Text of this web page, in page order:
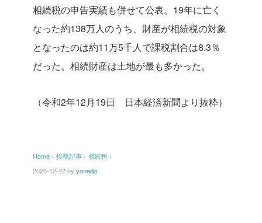
相続税の申告実績も併せて公表。19年に亡く
なった約138万人のうち、財産が相続税の対象
となったのは約11万5千人で課税割合は8.3％
だった。相続財産は土地が最も多かった。
（令和2年12月19日 日本経済新聞より抜粋）
Home › 投稿記事 › 相続税 ›
2020-12-22by yoneda